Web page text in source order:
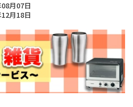
月07日
月18日